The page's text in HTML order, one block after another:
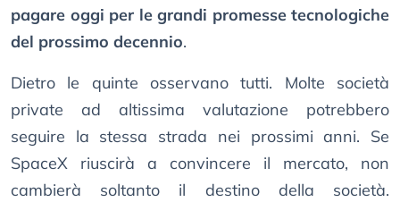
pagare oggi per le grandi promesse tecnologiche
del prossimo decennio.
Dietro le quinte osservano tutti. Molte società
private ad altissima valutazione potrebbero
seguire la stessa strada nei prossimi anni. Se
SpaceX riuscirà a convincere il mercato, non
cambierà soltanto il destino della società.